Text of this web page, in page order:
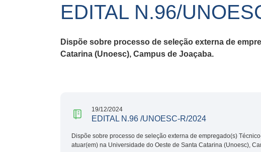
EDITAL N.96/
Dispõe sobre processo de seleção externa de
Catarina (Unoesc), Campus de Joaçaba.
19/12/2024
EDITAL N.96 /UNOESC-R/2024
Dispõe sobre processo de seleção externa de empregado(s)
atuar(em) na Universidade do Oeste de Santa Catarina (Unoesc),